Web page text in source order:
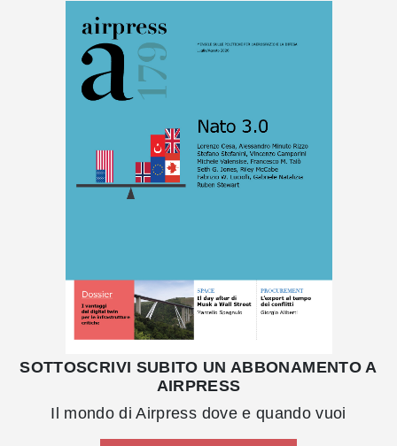
SOTTOSCRIVI SUBITO UN ABBONAMENTO A
AIRPRESS
Il mondo di Airpress dove e quando vuoi